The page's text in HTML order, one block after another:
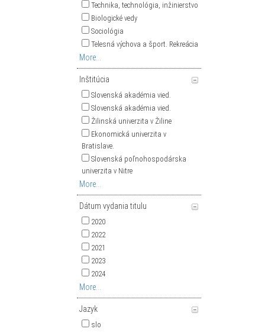
Technika, technológia, inžinierstvo
Biologické vedy
Sociológia
Telesná výchova a šport. Rekreácia
More...
Inštitúcia
Slovenská akadémia vied.
Slovenská akadémia vied.
Žilinská univerzita v Žiline
Ekonomická univerzita v
Bratislave.
Slovenská poľnohospodárska
univerzita v Nitre
More...
Dátum vydania titulu
2020
2022
2021
2023
2024
More...
Jazyk
slo